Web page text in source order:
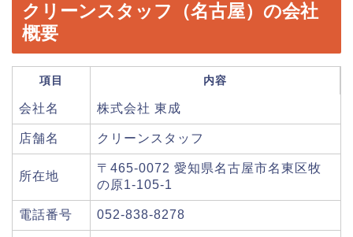
クリーンスタッフ（名古屋）の会社
概要
項目 内容
会社名 株式会社 東成
店舗名 クリーンスタッフ
所在地
〒465-0072 愛知県名古屋市名東区牧
の原1-105-1
電話番号 052-838-8278